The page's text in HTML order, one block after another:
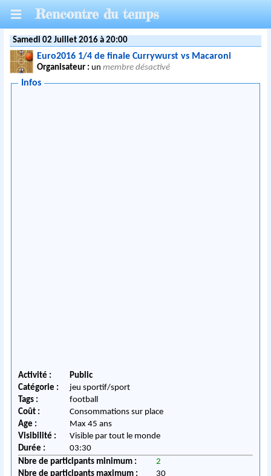
Rencontre du temps
Samedi 02 Juillet 2016 à 20:00
Euro2016 1/4 de finale Currywurst vs Macaroni
Organisateur : unmembre désactivé
Infos
Activité :
Public
Catégorie :
jeu sportif/sport
Tags :
football
Coût :
Consommations sur place
Age :
Max 45 ans
Visibilité :
Visible par tout le monde
Durée :
03:30
Nbre de participants minimum :
2
Nbre de participants maximum :
30